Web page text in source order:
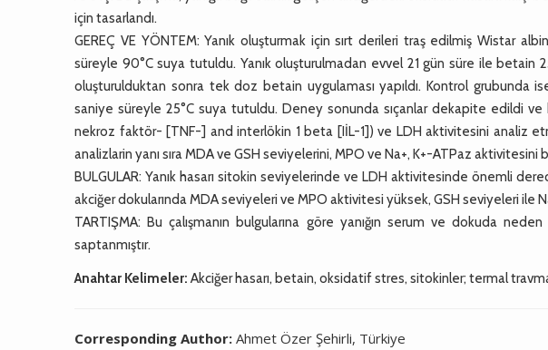
için tasarlandı.
GEREÇ VE YÖNTEM: Yanık oluşturmak için sırt derileri traş edilmiş Wistar
süreyle 90°C suya tutuldu. Yanık oluşturulmadan evvel 21 gün süre ile betain
oluşturulduktan sonra tek doz betain uygulaması yapıldı. Kontrol grubunda
saniye süreyle 25°C suya tutuldu. Deney sonunda sıçanlar dekapite edildi
nekroz faktör- [TNF-] and interlökin 1 beta [IİL-1]) ve LDH aktivitesini analiz
analizlarin yanı sıra MDA ve GSH seviyelerini, MPO ve Na+, K+-ATPaz aktivitesini
BULGULAR: Yanık hasarı sitokin seviyelerinde ve LDH aktivitesinde önemli
akciğer dokularında MDA seviyeleri ve MPO aktivitesi yüksek, GSH seviyeleri ile
TARTIŞMA: Bu çalışmanın bulgularına göre yanığın serum ve dokuda
saptanmıştır.
Anahtar Kelimeler: Akciğer hasarı, betain, oksidatif stres, sitokinler; termal
Corresponding Author:Ahmet Özer Şehirli, Türkiye